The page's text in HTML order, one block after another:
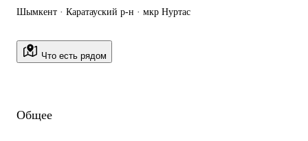
Шымкент · Каратауский р-н · мкр Нуртас
Что есть рядом
Общее